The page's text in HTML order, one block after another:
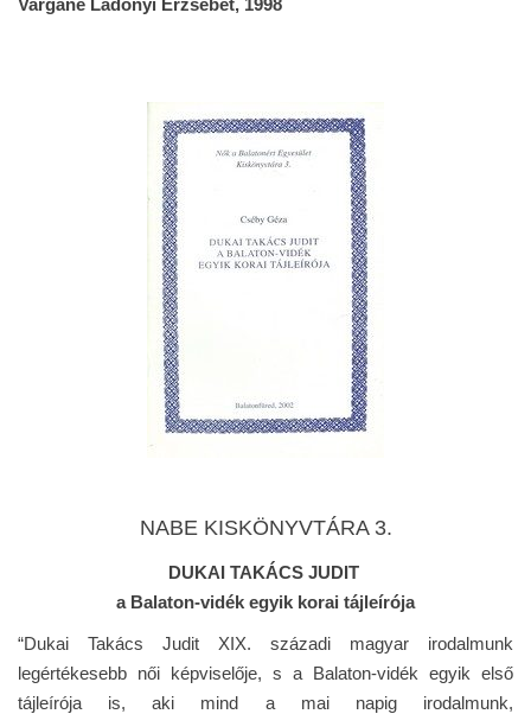
Vargáné Ládonyi Erzsébet, 1998
NABE KISKÖNYVTÁRA 3.
DUKAI TAKÁCS JUDIT
a Balaton-vidék egyik korai tájleírója
“Dukai Takács Judit XIX. századi magyar irodalmunk
legértékesebb női képviselője, s a Balaton-vidék egyik első
tájleírója is, aki mind a mai napig irodalmunk,